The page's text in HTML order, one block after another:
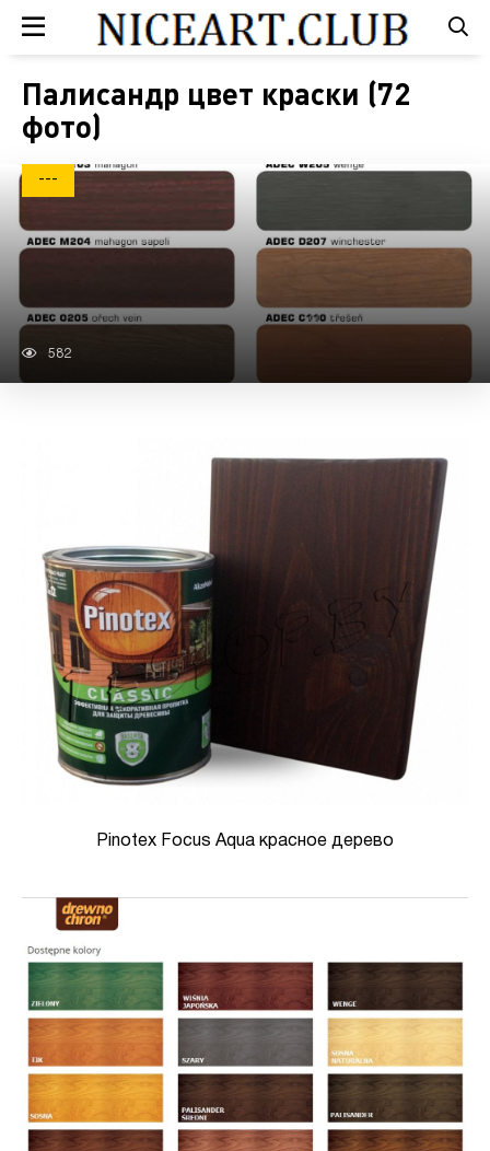
Палисандр цвет краски (72
фото)
---
582
Pinotex Focus Aqua красное дерево